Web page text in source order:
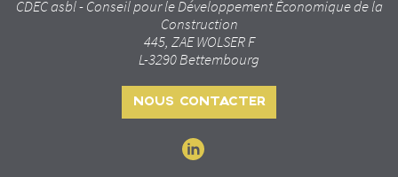
CDEC asbl - Conseil pour le Développement Économique de la
Construction
445, ZAE WOLSER F
L-3290 Bettembourg
NOUS CONTACTER